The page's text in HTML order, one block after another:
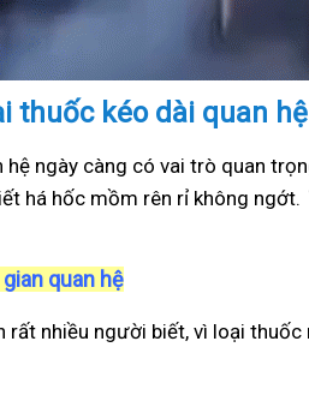
thuốc kéo dài quan
ngày càng có vai trò quan
há hốc mồm rên rỉ không ngớt.
quan hệ
rất nhiều người biết, vì loại